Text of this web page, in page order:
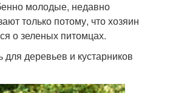
молодые, недавно
только потому, что хозяин
о зеленых питомцах.
деревьев и кустарников